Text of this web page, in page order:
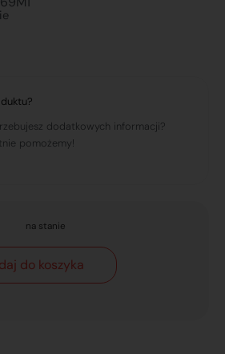
dodatkowych informacji?
pomożemy!
na stanie
do koszyka